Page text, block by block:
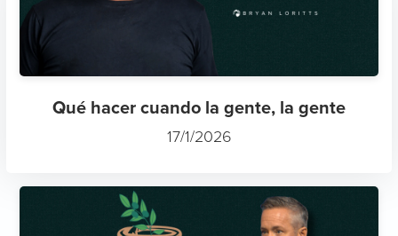
Qué hacer cuando la gente, la gente
17/1/2026